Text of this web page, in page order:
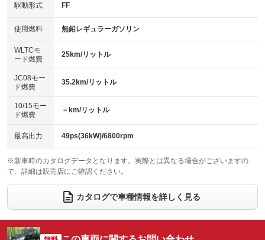
USB入力端子
：装備あり
100V電源
：装備なし
センターデフロック
：装備なし
電動格納ミラー
：装備なし
HID(キセノンライト)
バックカメラ
エアロ
：装備なし
ローダウン
：装備なし
ベンチシート
：装備なし
チップアップシート
：装備なし
電動格納サードシート
：装備なし シートヒーター
：装備なし
ウォークスルー
電動リアゲート フロントカメラ
：装備なし
シートエアコン
：装備なし 全周囲カメラ
：装備なし
駆動形式 FF
使用燃料 無鉛レギュラーガソリン
WLTCモ
ード燃費
25km/リットル
JC08モー
ド燃費
35.2km/リットル
10/15モー
ド燃費
－km/リットル
最高出力 49ps(36kW)/6800rpm
※新車時のカタログデータとなります。実際とは異なる場合がございますの
で、詳細は販売店にご確認ください。
カタログで車種情報を詳しく見る